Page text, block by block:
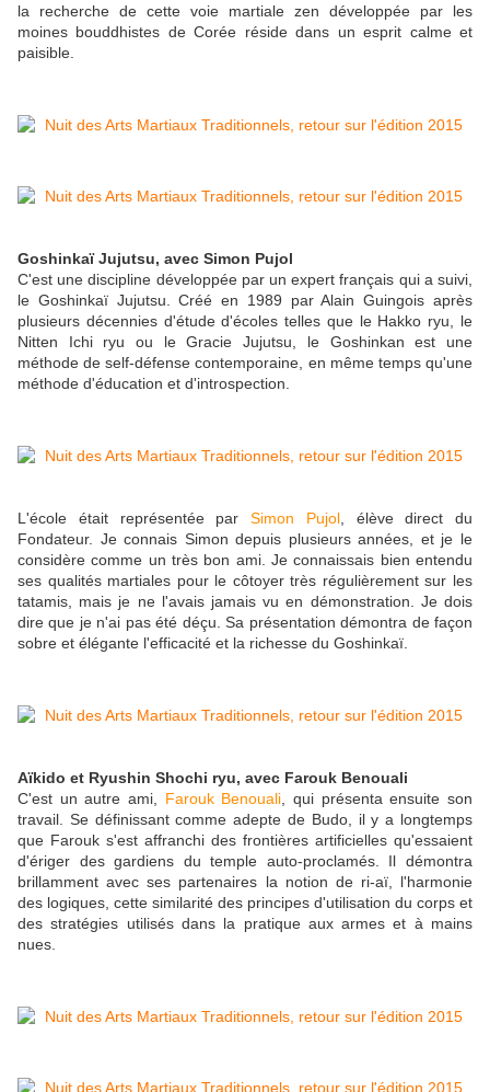
la recherche de cette voie martiale zen développée par les
moines bouddhistes de Corée réside dans un esprit calme et
paisible.
Goshinkaï Jujutsu, avec Simon Pujol
C'est une discipline développée par un expert français qui a suivi,
le Goshinkaï Jujutsu. Créé en 1989 par Alain Guingois après
plusieurs décennies d'étude d'écoles telles que le Hakko ryu, le
Nitten Ichi ryu ou le Gracie Jujutsu, le Goshinkan est une
méthode de self-défense contemporaine, en même temps qu'une
méthode d'éducation et d'introspection.
L'école était représentée par Simon Pujol, élève direct du
Fondateur. Je connais Simon depuis plusieurs années, et je le
considère comme un très bon ami. Je connaissais bien entendu
ses qualités martiales pour le côtoyer très régulièrement sur les
tatamis, mais je ne l'avais jamais vu en démonstration. Je dois
dire que je n'ai pas été déçu. Sa présentation démontra de façon
sobre et élégante l'efficacité et la richesse du Goshinkaï.
Aïkido et Ryushin Shochi ryu, avec Farouk Benouali
C'est un autre ami, Farouk Benouali , qui présenta ensuite son
travail. Se définissant comme adepte de Budo, il y a longtemps
que Farouk s'est affranchi des frontières artificielles qu'essaient
d'ériger des gardiens du temple auto-proclamés. Il démontra
brillamment avec ses partenaires la notion de ri-aï, l'harmonie
des logiques, cette similarité des principes d'utilisation du corps et
des stratégies utilisés dans la pratique aux armes et à mains
nues.